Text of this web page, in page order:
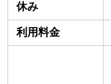
休み
利用料金